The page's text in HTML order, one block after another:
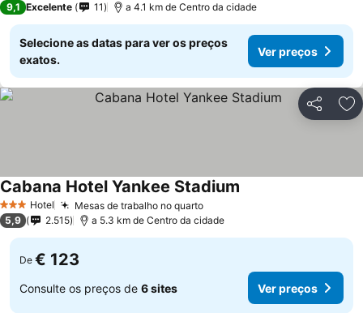
9,1 Excelente 11 a 4.1 km de Centro da cidade
Selecione as datas para ver os preços
exatos.
Ver preços
Partilhar
3 EstrelasHotel Mesas de trabalho no quarto
Cabana Hotel Yankee Stadium
5,9 2.515 a 5.3 km de Centro da cidade
De € 123
Consulte os preços de 6 sites Ver preços